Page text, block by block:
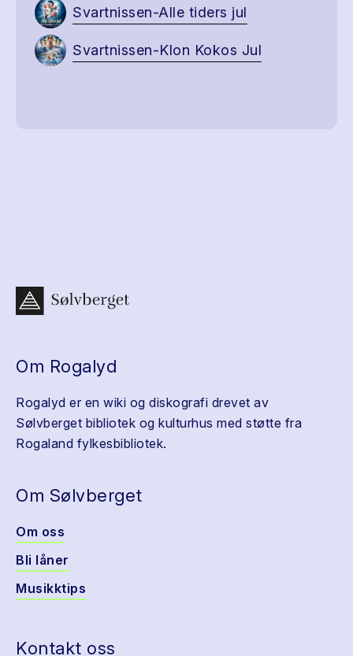
Svartnissen-Alle tiders jul
Svartnissen-Klon Kokos Jul
Om Rogalyd
Rogalyd er en wiki og diskografi drevet av
Sølvberget bibliotek og kulturhus med støtte fra
Rogaland fylkesbibliotek.
Om Sølvberget
Om oss
Bli låner
Musikktips
Kontakt oss